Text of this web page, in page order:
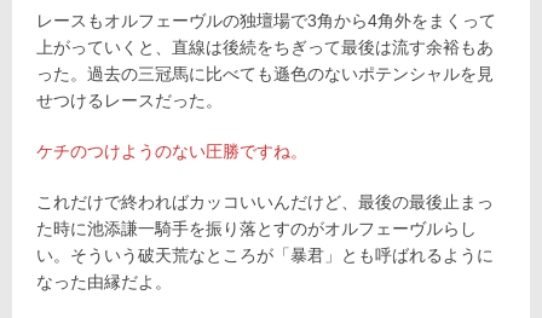
レースもオルフェーヴルの独壇場で3角から4角外をまくって
上がっていくと、直線は後続をちぎって最後は流す余裕もあ
った。過去の三冠馬に比べても遜色のないポテンシャルを見
せつけるレースだった。
ケチのつけようのない圧勝ですね。
これだけで終わればカッコいいんだけど、最後の最後止まっ
た時に池添謙一騎手を振り落とすのがオルフェーヴルらし
い。そういう破天荒なところが「暴君」とも呼ばれるように
なった由縁だよ。